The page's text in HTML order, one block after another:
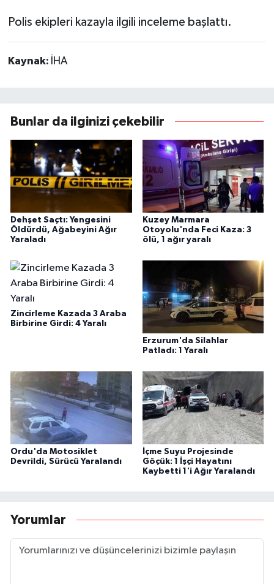
Polis ekipleri kazayla ilgili inceleme başlattı.
Kaynak: İHA
Bunlar da ilginizi çekebilir
Dehşet Saçtı: Yengesini
Öldürdü, Ağabeyini Ağır
Yaraladı
Kuzey Marmara
Otoyolu'nda Feci Kaza: 3
ölü, 1 ağır yaralı
Zincirleme Kazada 3 Araba
Birbirine Girdi: 4 Yaralı
Erzurum'da Silahlar
Patladı: 1 Yaralı
Ordu'da Motosiklet
Devrildi, Sürücü Yaralandı
İçme Suyu Projesinde
Göçük: 1 İşçi Hayatını
Kaybetti 1'i Ağır Yaralandı
Yorumlar